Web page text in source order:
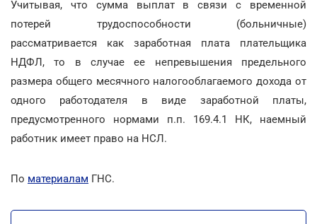
Учитывая, что сумма выплат в связи с временной
потерей трудоспособности (больничные)
рассматривается как заработная плата плательщика
НДФЛ, то в случае ее непревышения предельного
размера общего месячного налогооблагаемого дохода от
одного работодателя в виде заработной платы,
предусмотренного нормами п.п. 169.4.1 НК, наемный
работник имеет право на НСЛ.
По материалам ГНС.